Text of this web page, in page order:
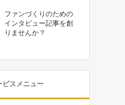
ファンづくりのための
インタビュー記事を創
りませんか？
ビスメニュー